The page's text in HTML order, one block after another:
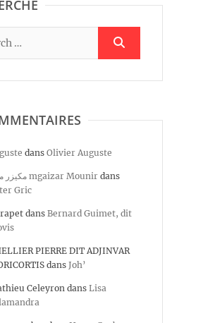
dans Olivier Auguste
مكيزر منير mgaizar Mounir dans
Gric
dans Bernard Guimet, dit
PIERRE DIT ADJINVAR
dans Joh’
Celeyron dans Lisa